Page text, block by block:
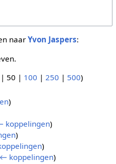
naar Yvon Jaspers:
| 50 | 100 | 250 | 500)
)
koppelingen)
)
)
← koppelingen)